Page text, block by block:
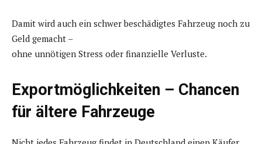
Damit wird auch ein schwer beschädigtes Fahrzeug noch zu
Geld gemacht –
ohne unnötigen Stress oder finanzielle Verluste.
Exportmöglichkeiten – Chancen
für ältere Fahrzeuge